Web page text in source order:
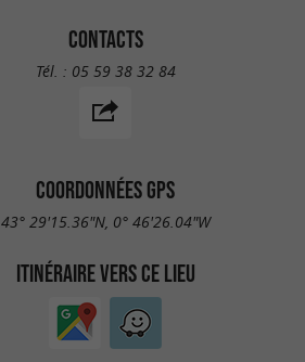
CONTACTS
Tél. : 05 59 38 32 84
COORDONNÉES GPS
43° 29'15.36"N, 0° 46'26.04"W
ITINÉRAIRE VERS CE LIEU